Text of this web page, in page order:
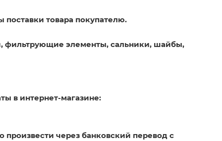
поставки товара покупателю.
фильтрующие элементы, сальники, шайбы,
в интернет-магазине:
произвести через банковский перевод с